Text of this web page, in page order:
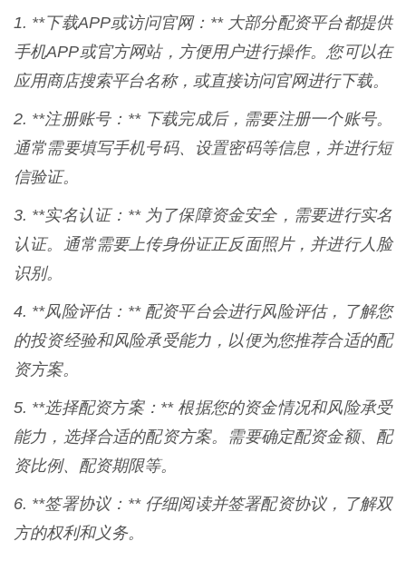
1. **下载APP或访问官网：** 大部分配资平台都提供
手机APP或官方网站，方便用户进行操作。您可以在
应用商店搜索平台名称，或直接访问官网进行下载。
2. **注册账号：** 下载完成后，需要注册一个账号。
通常需要填写手机号码、设置密码等信息，并进行短
信验证。
3. **实名认证：** 为了保障资金安全，需要进行实名
认证。通常需要上传身份证正反面照片，并进行人脸
识别。
4. **风险评估：** 配资平台会进行风险评估，了解您
的投资经验和风险承受能力，以便为您推荐合适的配
资方案。
5. **选择配资方案：** 根据您的资金情况和风险承受
能力，选择合适的配资方案。需要确定配资金额、配
资比例、配资期限等。
6. **签署协议：** 仔细阅读并签署配资协议，了解双
方的权利和义务。